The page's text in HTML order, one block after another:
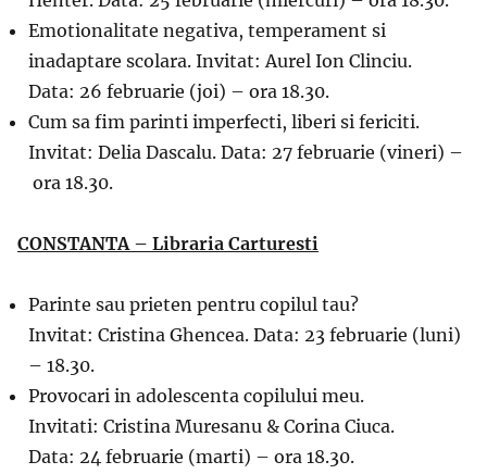
Emotionalitate negativa, temperament si
inadaptare scolara. Invitat: Aurel Ion Clinciu.
Data: 26 februarie (joi) – ora 18.30.
Cum sa fim parinti imperfecti, liberi si fericiti.
Invitat: Delia Dascalu. Data: 27 februarie (vineri) –
ora 18.30.
CONSTANTA – Libraria Carturesti
Parinte sau prieten pentru copilul tau?
Invitat: Cristina Ghencea. Data: 23 februarie (luni)
– 18.30.
Provocari in adolescenta copilului meu.
Invitati: Cristina Muresanu & Corina Ciuca.
Data: 24 februarie (marti) – ora 18.30.